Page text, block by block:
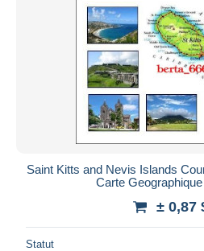
Saint Kitts and Nevis Islands
Carte
± 0,87
Statut